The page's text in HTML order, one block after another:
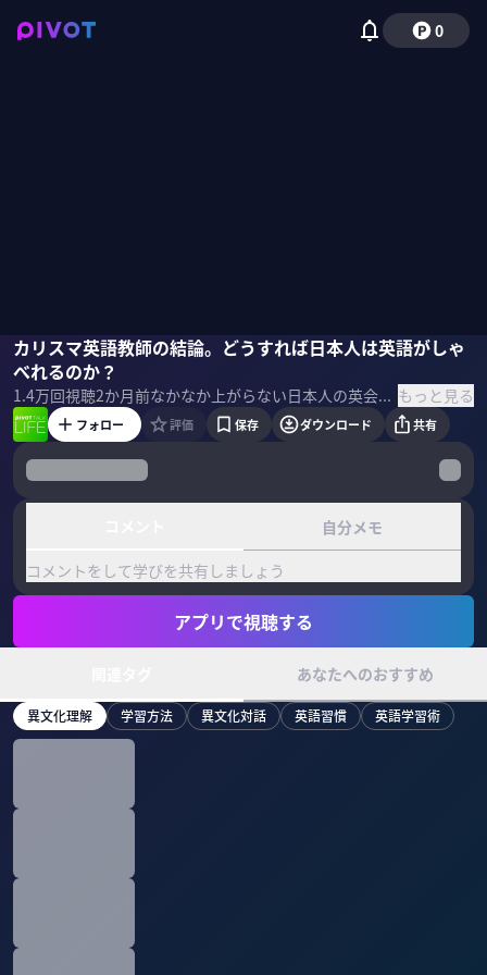
0
カリスマ英語教師の結論。どうすれば日本人は英語がしゃ
べれるのか？
1.4万回視聴2か月前 なかなか上がらない日本人の英会話力。結局、どうすれば日本人は英語を話せるようになるのか？カリスマ英語教師として学生や社会人を指導してきた、安河内哲也氏に聞いた。 ＜ゲスト＞ 安河内哲也 | カリスマ英語教師 上智大学卒。東進ハイスクール等で実用英語教育の普及に注力。文部科学省の審議会委員を歴任し、4技能試験の導入を推進する。 予備校、中高、大学での講義、講演のほか大手メーカーや金融機関でのグローバル研修、教育委員会の教員研修など講師実績多数。 ＜目次＞ もっと見る
安河内哲也佐々木紀彦
フォロー 評価 保存 ダウンロード 共有
自分メモ
コメントをして学びを共有しましょう
アプリで視聴する
あなたへのおすすめ
異文化理解 学習方法 異文化対話 英語習慣 英語学習術